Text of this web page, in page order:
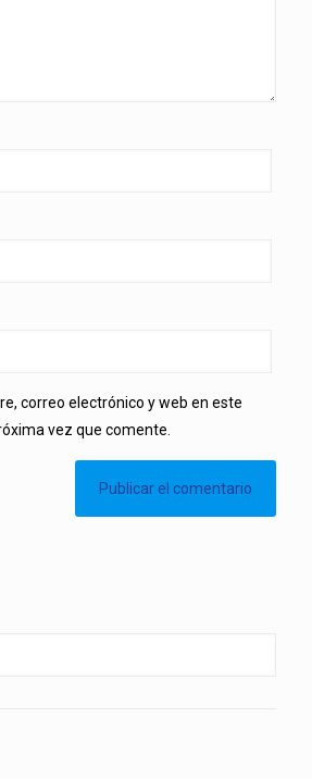
correo electrónico y web en este
vez que comente.